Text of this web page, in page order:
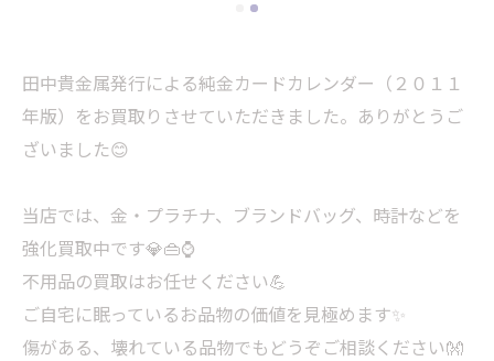
田中貴金属発行による純金カードカレンダー（２０１１
年版）をお買取りさせていただきました。ありがとうご
ざいました😊
当店では、金・プラチナ、ブランドバッグ、時計などを
強化買取中です💎👜⌚
不用品の買取はお任せください💪
ご自宅に眠っているお品物の価値を見極めます✨
傷がある、壊れている品物でもどうぞご相談ください👐